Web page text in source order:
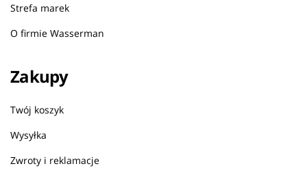
Strefa marek
O firmie Wasserman
Zakupy
Twój koszyk
Wysyłka
Zwroty i reklamacje